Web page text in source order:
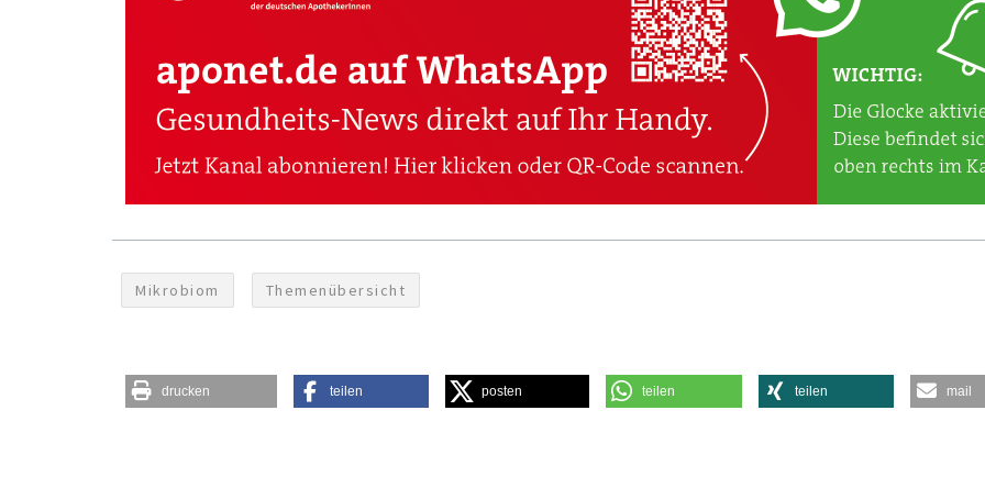
Mikrobiom Themenübersicht
drucken teilen posten teilen teilen mail